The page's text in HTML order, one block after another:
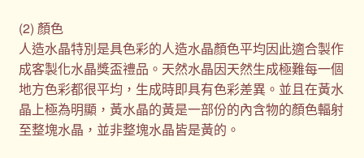
(2) 顏色
人造水晶特別是具色彩的人造水晶顏色平均因此適合製作
成客製化水晶獎盃禮品。天然水晶因天然生成極難每一個
地方色彩都很平均，生成時即具有色彩差異。並且在黃水
晶上極為明顯，黃水晶的黃是一部份的內含物的顏色輻射
至整塊水晶，並非整塊水晶皆是黃的。